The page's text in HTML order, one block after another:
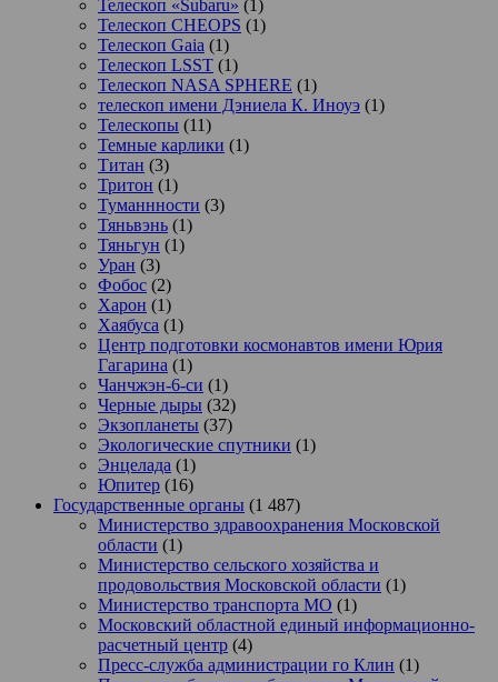
Телескоп «Subaru» (1)
Телескоп CHEOPS (1)
Телескоп Gaia (1)
Телескоп LSST (1)
Телескоп NASA SPHERE (1)
телескоп имени Дэниела К. Иноуэ (1)
Телескопы (11)
Темные карлики (1)
Титан (3)
Тритон (1)
Туманнности (3)
Тяньвэнь (1)
Тяньгун (1)
Уран (3)
Фобос (2)
Харон (1)
Хаябуса (1)
Центр подготовки космонавтов имени Юрия
Гагарина (1)
Чанчжэн-6-си (1)
Черные дыры (32)
Экзопланеты (37)
Экологические спутники (1)
Энцелада (1)
Юпитер (16)
Государственные органы (1 487)
Министерство здравоохранения Московской
области (1)
Министерство сельского хозяйства и
продовольствия Московской области (1)
Министерство транспорта МО (1)
Московский областной единый информационно-
расчетный центр (4)
Пресс-служба администрации го Клин (1)